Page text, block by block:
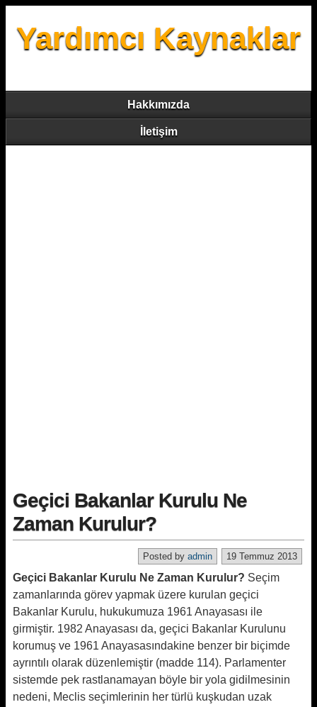
Yardımcı Kaynaklar
Hakkımızda
İletişim
Geçici Bakanlar Kurulu Ne
Zaman Kurulur?
19 Temmuz 2013
Posted by admin
Geçici Bakanlar Kurulu Ne Zaman Kurulur? Seçim
zamanlarında görev yapmak üzere kurulan geçici
Bakanlar Kurulu, hukukumuza 1961 Anayasası ile
girmiştir. 1982 Anayasası da, geçici Bakanlar Kurulunu
korumuş ve 1961 Anayasasındakine benzer bir biçimde
ayrıntılı olarak düzenlemiştir (madde 114). Parlamenter
sistemde pek rastlanamayan böyle bir yola gidilmesinin
nedeni, Meclis seçimlerinin her türlü kuşkudan uzak